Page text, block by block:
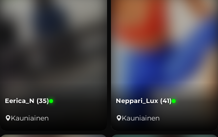
Eerica_N (35)
Kauniainen
Neppari_Lux (41)
Kauniainen